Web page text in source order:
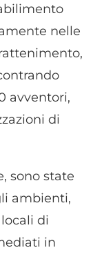
nelle
avventori,
di
sono state
ambienti,
di
in